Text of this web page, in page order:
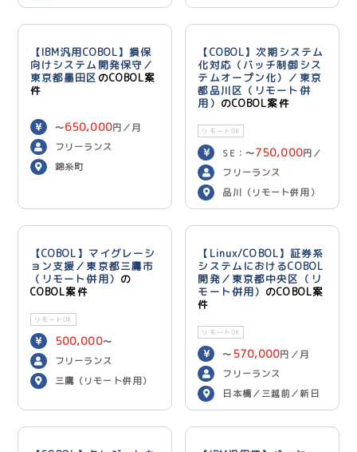
【IBM汎用COBOL】損保
向けシステム開発保守／
東京都墨田区 のCOBOL案
件
〜650,000円／月
フリーランス
錦糸町
【COBOL】次期システム
化対応（バッチ制御シス
テムオープン化）／東京
都品川区（リモート併
用） のCOBOL案件
リモートOK
SE：〜750,000円／
月 PG：〜700,000
／月
フリーランス
品川（リモート併用）
【COBOL】マイグレーシ
ョン支援／東京都三鷹市
（リモート併用） の
COBOL案件
リモートOK
500,000〜
600,000 円／月
フリーランス
三鷹（リモート併用）
【Linux/COBOL】証券系
システムにおけるCOBOL
開発／東京都中央区（リ
モート併用） のCOBOL案
件
リモートOK
〜 570,000円／月
フリーランス
日本橋／三越前／新日
本橋（リモート併用）